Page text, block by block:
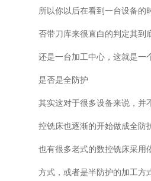
所以你以后在看到一台设备的
否带刀库来很直白的判定其到
还是一台加工中心，这就是一
是否是全防护
其实这对于很多设备来说，并
控铣床也逐渐的开始做成全防
也有很多老式的数控铣床采用
方式，或者是半防护的加工方